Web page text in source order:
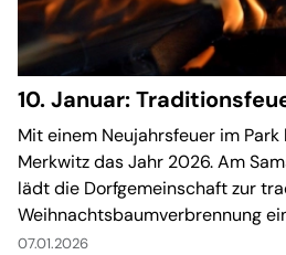
10. Januar:
Mit einem Neujahrsfeuer im
Merkwitz das Jahr 2026. Am
lädt die Dorfgemeinschaft zur
Weihnachtsbaumverbrennung
07.01.2026